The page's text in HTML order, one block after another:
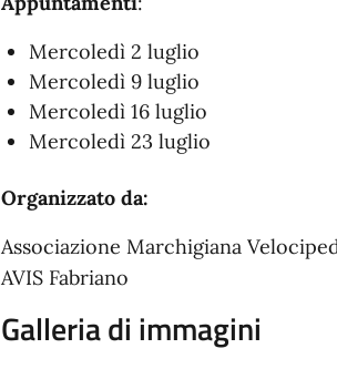
Mercoledì 2 luglio
Mercoledì 9 luglio
Mercoledì 16 luglio
Mercoledì 23 luglio
Organizzato da:
Associazione Marchigiana
AVIS Fabriano
Galleria di immagini